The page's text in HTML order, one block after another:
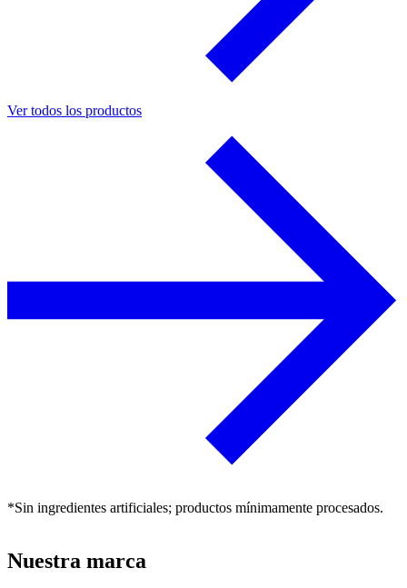
Ver todos los productos
*Sin ingredientes artificiales; productos mínimamente procesados.
Nuestra marca